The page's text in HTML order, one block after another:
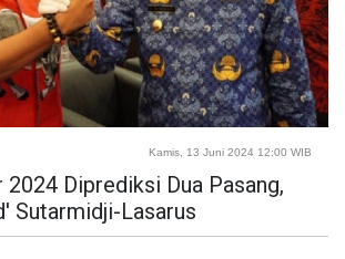
Kamis, 13 Juni 2024 12:00 WIB
2024 Diprediksi Dua Pasang,
Sutarmidji-Lasarus